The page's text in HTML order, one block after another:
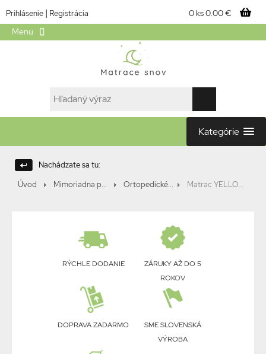
Prihlásenie | Registrácia 0 ks0.00 €
Menu
Kategórie
Nachádzate sa tu:
Úvod
Mimoriadna p... Ortopedické... Matrac YELLO...
RÝCHLE DODANIE
ZÁRUKY AŽ DO 5
ROKOV
DOPRAVA ZADARMO
SME SLOVENSKÁ
VÝROBA